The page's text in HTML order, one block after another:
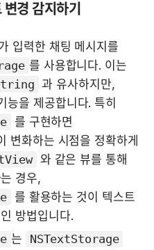
경 감지하기
입력한 채팅 메시지를
과 유사하지만,
변화하는 시점을 정확하게
와 같은 뷰를 통해
를 활용하는 것이 텍스트
방법입니다.
는
NSTextStorage